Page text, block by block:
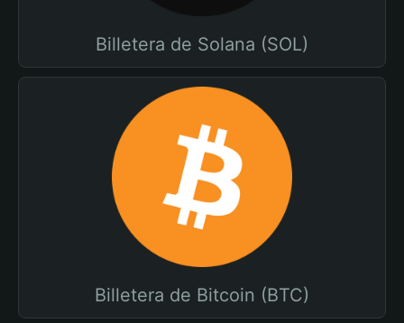
Billetera de Solana (SOL)
Billetera de Bitcoin (BTC)